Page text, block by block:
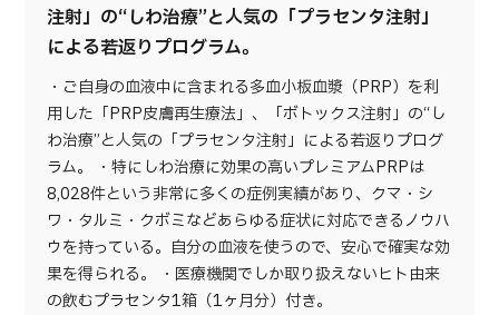
注射」の“しわ治療”と人気の「プラセンタ注射」
による若返りプログラム。
・ご自身の血液中に含まれる多血小板血漿（PRP）を利
用した「PRP皮膚再生療法」、「ボトックス注射」の“し
わ治療”と人気の「プラセンタ注射」による若返りプログ
ラム。 ・特にしわ治療に効果の高いプレミアムPRPは
8,028件という非常に多くの症例実績があり、クマ・シ
ワ・タルミ・クボミなどあらゆる症状に対応できるノウハ
ウを持っている。自分の血液を使うので、安心で確実な効
果を得られる。 ・医療機関でしか取り扱えないヒト由来
の飲むプラセンタ1箱（1ヶ月分）付き。